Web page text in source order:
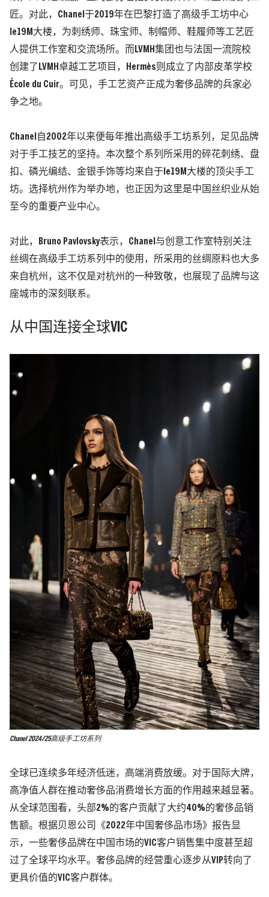
匠。对此，Chanel于2019年在巴黎打造了高级手工坊中心
le19M大楼，为刺绣师、珠宝师、制帽师、鞋履师等工艺匠
人提供工作室和交流场所。而LVMH集团也与法国一流院校
创建了LVMH卓越工艺项目，Hermès则成立了内部皮革学校
École du Cuir。可见，手工艺资产正成为奢侈品牌的兵家必
争之地。
Chanel自2002年以来便每年推出高级手工坊系列，足见品牌
对于手工技艺的坚持。本次整个系列所采用的碎花刺绣、盘
扣、磷光编结、金银手饰等均来自于le19M大楼的顶尖手工
坊。选择杭州作为举办地，也正因为这里是中国丝织业从始
至今的重要产业中心。
对此，Bruno Pavlovsky表示，Chanel与创意工作室特别关注
丝绸在高级手工坊系列中的使用，所采用的丝绸原料也大多
来自杭州，这不仅是对杭州的一种致敬，也展现了品牌与这
座城市的深刻联系。
从中国连接全球VIC
Chanel 2024/25高级手工坊系列
全球已连续多年经济低迷，高端消费放缓。对于国际大牌，
高净值人群在推动奢侈品消费增长方面的作用越来越显著。
从全球范围看，头部2%的客户贡献了大约40%的奢侈品销
售额。根据贝恩公司《2022年中国奢侈品市场》报告显
示，一些奢侈品牌在中国市场的VIC客户销售集中度甚至超
过了全球平均水平。奢侈品牌的经营重心逐步从VIP转向了
更具价值的VIC客户群体。